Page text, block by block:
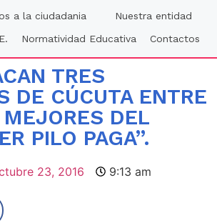
a la ciudadania
Nuestra entidad
Normatividad Educativa Contactos
TRES
DE CÚCUTA ENTRE
DEL
PILO PAGA”.
23, 2016 9:13 am